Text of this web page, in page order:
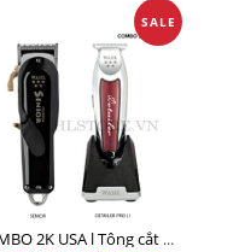
SALE
COMBO 2K USA l Tông cắt SENIOR +Tông viền DETAILER PRO LI